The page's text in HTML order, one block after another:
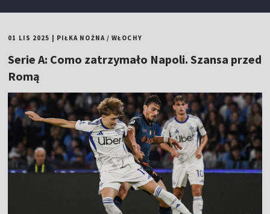
01 LIS 2025 PIŁKA NOŻNA/WŁOCHY
Serie A: Como zatrzymało Napoli. Szansa przed
Romą